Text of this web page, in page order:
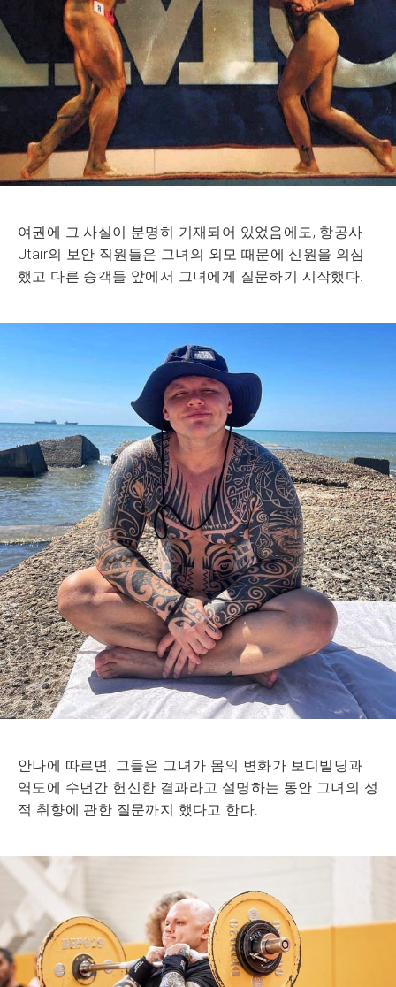
여권에 그 사실이 분명히 기재되어 있었음에도, 항공사
Utair의 보안 직원들은 그녀의 외모 때문에 신원을 의심
했고 다른 승객들 앞에서 그녀에게 질문하기 시작했다.
안나에 따르면, 그들은 그녀가 몸의 변화가 보디빌딩과
역도에 수년간 헌신한 결과라고 설명하는 동안 그녀의 성
적 취향에 관한 질문까지 했다고 한다.